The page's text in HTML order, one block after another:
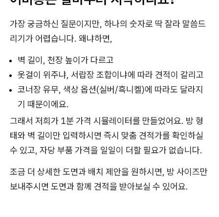
가장 궁금하신 질문이지만, 하나의 숫자로 딱 잘라 말씀드
리기가 어렵습니다. 왜냐하면,
벽 길이, 천장 높이가 다르고
옷걸이 위주냐, 서랍장 조합이냐에 따라 견적이 갈리고
코너장 유무, 색상 옵션(실버/흑니켈)에 따라도 달라지
기 때문이에요.
그래서 저희가 1분 가격 시뮬레이터를 만들었어요. 방 형
태와 벽 길이만 입력하시면 즉시 맞춤 견적가를 확인하실
수 있고, 자당 부품 가격을 일일이 더할 필요가 없습니다.
조금 더 상세한 도면과 배치 제안을 원하시면, 방 사이즈만
보내주시면 도면과 함께 견적을 받아보실 수 있어요.